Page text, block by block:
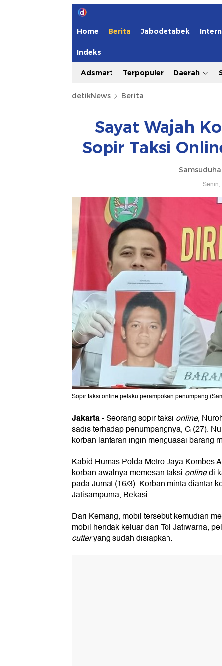
Home Berita Jabodetabek
Indeks
Adsmart Terpopuler Daerah
detikNews Berita
Sayat Wajah
Sopir Taksi
Senin,
Sopir taksi online pelaku perampokan penumpang
Jakarta-Seorang sopir taksi online,
sadis terhadap penumpangnya, G (27).
korban lantaran ingin menguasai barang
Kabid Humas Polda Metro Jaya Kombes
korban awalnya memesan taksi onlinedi
pada Jumat (16/3). Korban minta diantar
Jatisampurna, Bekasi.
Dari Kemang, mobil tersebut kemudian
mobil hendak keluar dari Tol Jatiwarna,
cutteryang sudah disiapkan.